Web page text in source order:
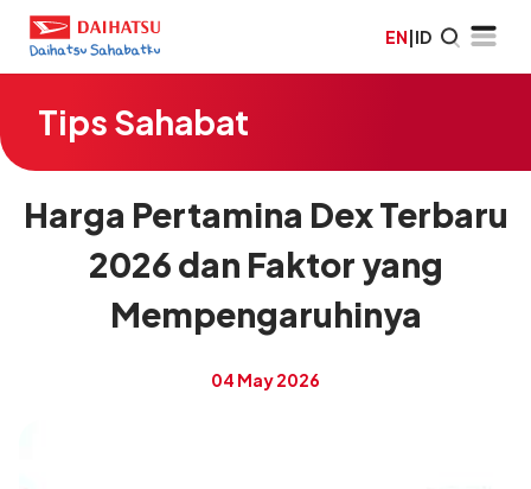
EN|ID
Tips Sahabat
Harga Pertamina Dex Terbaru
2026 dan Faktor yang
Mempengaruhinya
04 May 2026